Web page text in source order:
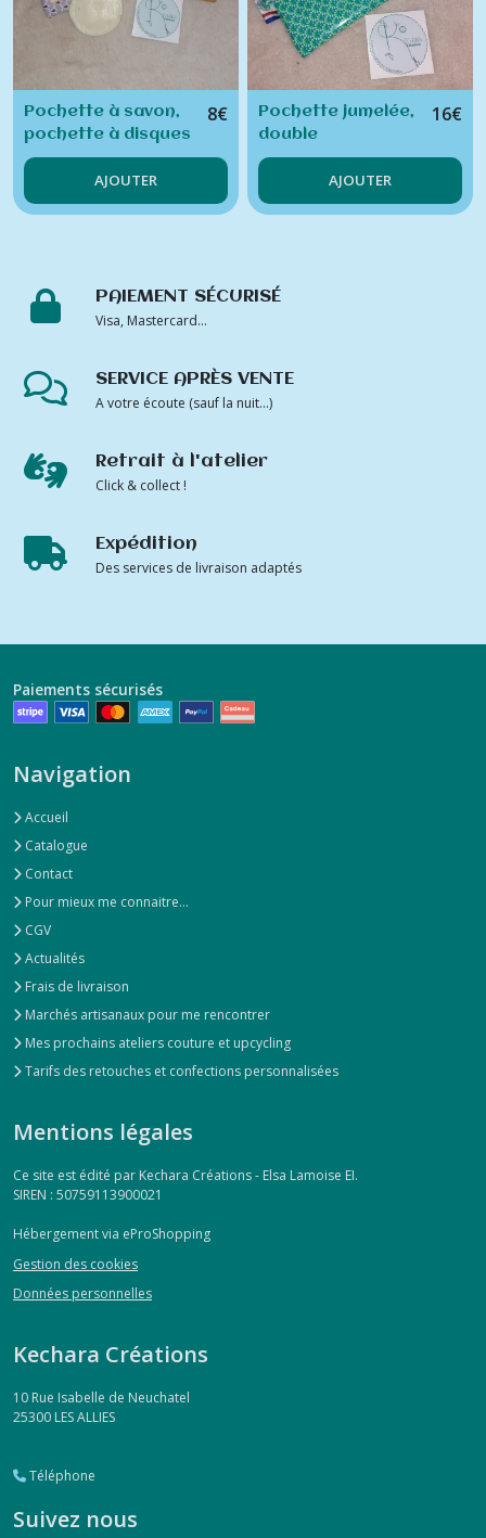
Pochette à savon,
pochette à disques
démaquillants,
pochette enduite
8€
AJOUTER
Pochette jumelée,
double
compartiment
16€
AJOUTER
PAIEMENT SÉCURISÉ
Visa, Mastercard...
SERVICE APRÈS VENTE
A votre écoute (sauf la nuit...)
Retrait à l'atelier
Click & collect !
Expédition
Des services de livraison adaptés
Paiements sécurisés
Navigation
Accueil
Catalogue
Contact
Pour mieux me connaitre...
CGV
Actualités
Frais de livraison
Marchés artisanaux pour me rencontrer
Mes prochains ateliers couture et upcycling
Tarifs des retouches et confections personnalisées
Mentions légales
Ce site est édité par Kechara Créations - Elsa Lamoise EI.
SIREN : 50759113900021
Hébergement via eProShopping
Gestion des cookies
Données personnelles
Kechara Créations
10 Rue Isabelle de Neuchatel
25300 LES ALLIES
Téléphone
Suivez nous